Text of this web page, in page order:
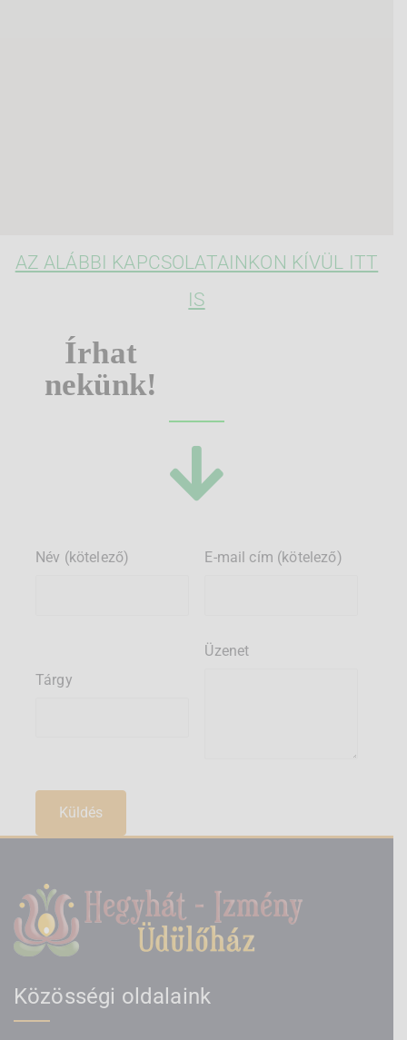
AZ ALÁBBI KAPCSOLATAINKON KÍVÜL ITT
IS
Írhat
nekünk!
Név (kötelező) E-mail cím (kötelező)
Tárgy
Üzenet
Közösségi oldalaink